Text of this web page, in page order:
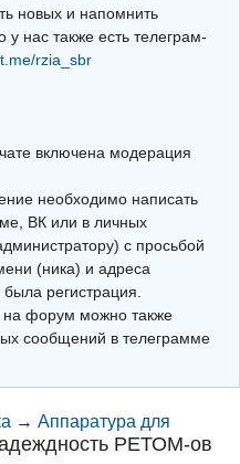
новых и напомнить
нас также есть телеграм-
rzia_sbr
включена модерация
необходимо написать
ВК или в личных
с просьбой
(ника) и адреса
регистрация.
на форум можно также
сообщений в телеграмме
→Аппаратура для
РЕТОМ-ов